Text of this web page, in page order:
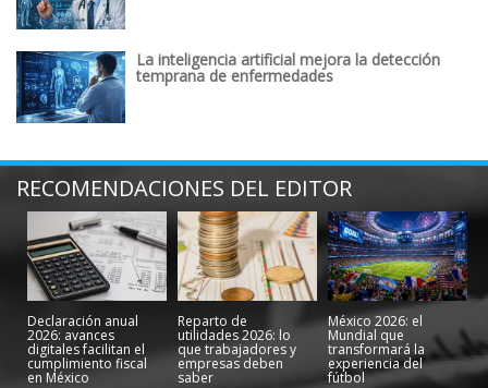
La inteligencia artificial mejora la detección
temprana de enfermedades
RECOMENDACIONES DEL EDITOR
Declaración anual
2026: avances
digitales facilitan el
cumplimiento fiscal
en México
Reparto de
utilidades 2026: lo
que trabajadores y
empresas deben
saber
México 2026: el
Mundial que
transformará la
experiencia del
fútbol